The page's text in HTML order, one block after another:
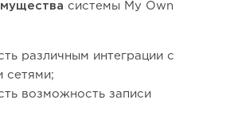
системы My Own
различным интеграции с
сетями;
возможность записи